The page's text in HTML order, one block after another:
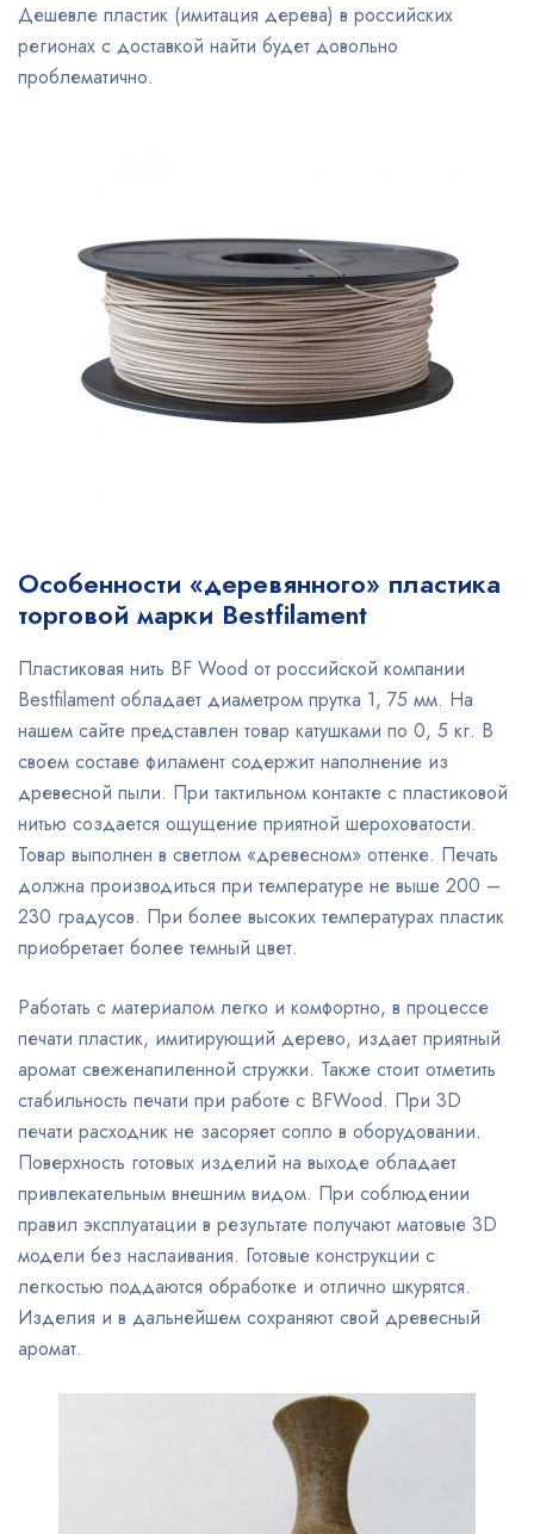
Дешевле пластик (имитация дерева) в российских
регионах с доставкой найти будет довольно
проблематично.
Особенности «деревянного» пластика
торговой марки Bestfilament
Пластиковая нить BF Wood от российской компании
Bestfilament обладает диаметром прутка 1, 75 мм. На
нашем сайте представлен товар катушками по 0, 5 кг. В
своем составе филамент содержит наполнение из
древесной пыли. При тактильном контакте с пластиковой
нитью создается ощущение приятной шероховатости.
Товар выполнен в светлом «древесном» оттенке. Печать
должна производиться при температуре не выше 200 –
230 градусов. При более высоких температурах пластик
приобретает более темный цвет.
Работать с материалом легко и комфортно, в процессе
печати пластик, имитирующий дерево, издает приятный
аромат свеженапиленной стружки. Также стоит отметить
стабильность печати при работе с BFWood. При 3D
печати расходник не засоряет сопло в оборудовании.
Поверхность готовых изделий на выходе обладает
привлекательным внешним видом. При соблюдении
правил эксплуатации в результате получают матовые 3D
модели без наслаивания. Готовые конструкции с
легкостью поддаются обработке и отлично шкурятся.
Изделия и в дальнейшем сохраняют свой древесный
аромат.